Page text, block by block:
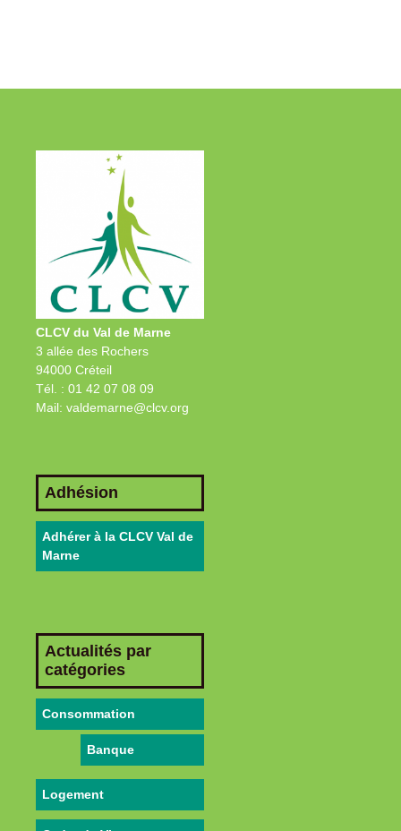
CLCV du Val de Marne
3 allée des Rochers
94000 Créteil
Tél. : 01 42 07 08 09
Mail: valdemarne@clcv.org
Adhésion
Adhérer à la CLCV Val de
Marne
Actualités par
catégories
Consommation
Banque
Logement